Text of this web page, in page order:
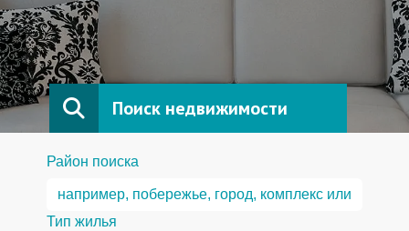
Поиск недвижимости
Район поиска
Тип жилья